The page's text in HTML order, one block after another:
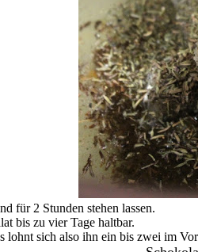
für 2 Stunden stehen lassen.
bis zu vier Tage haltbar.
lohnt sich also ihn ein bis zwei im